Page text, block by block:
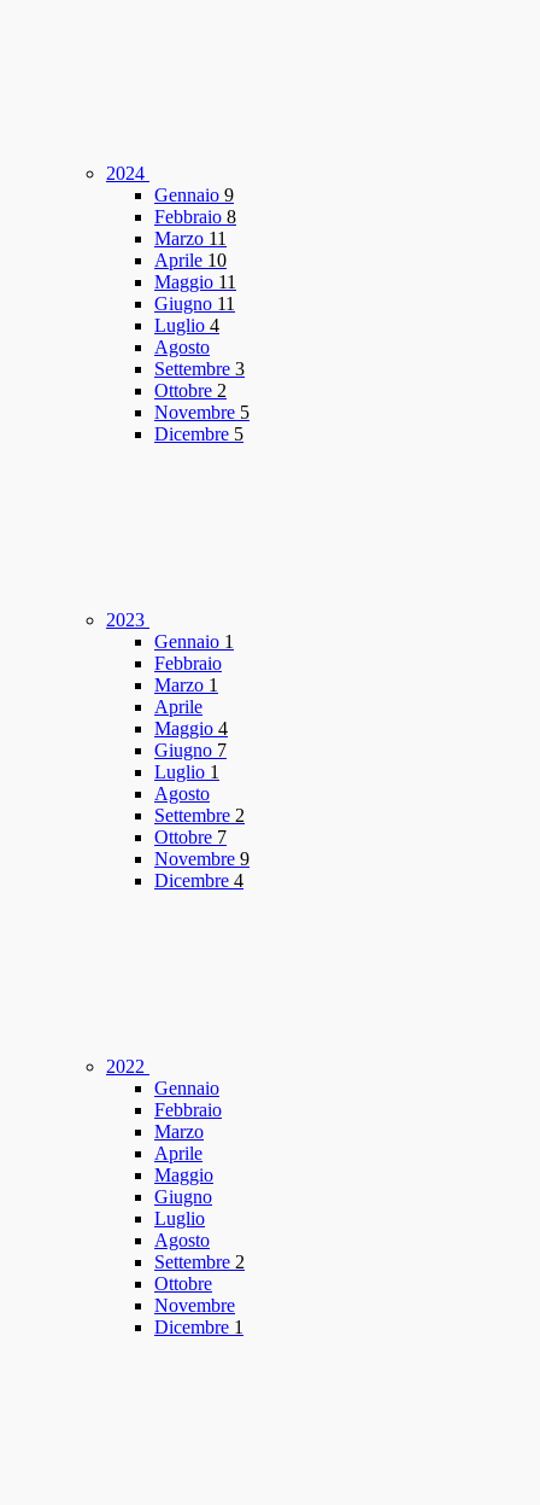
2024
Gennaio 9
Febbraio 8
Marzo 11
Aprile 10
Maggio 11
Giugno 11
Luglio 4
Agosto
Settembre 3
Ottobre 2
Novembre 5
Dicembre 5
2023
Gennaio 1
Febbraio
Marzo 1
Aprile
Maggio 4
Giugno 7
Luglio 1
Agosto
Settembre 2
Ottobre 7
Novembre 9
Dicembre 4
2022
Gennaio
Febbraio
Marzo
Aprile
Maggio
Giugno
Luglio
Agosto
Settembre 2
Ottobre
Novembre
Dicembre 1